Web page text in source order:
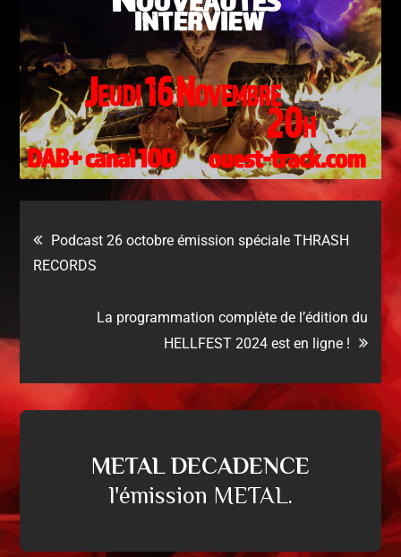
Podcast 26 octobre émission spéciale THRASH
RECORDS
La programmation complète de l’édition du
HELLFEST 2024 est en ligne !
METAL DECADENCE
l'émission METAL.